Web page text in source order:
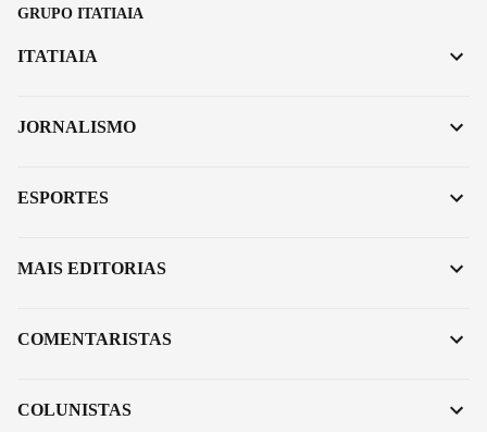
GRUPO ITATIAIA
ITATIAIA
JORNALISMO
ESPORTES
MAIS EDITORIAS
COMENTARISTAS
COLUNISTAS